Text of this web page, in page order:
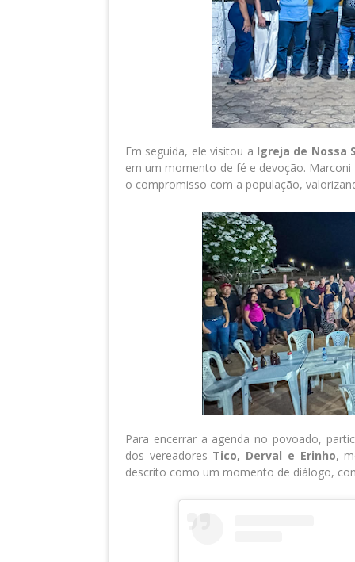
Em seguida, ele visitou a Igreja de Nossa
em um momento de fé e devoção.
o compromisso com a população,
Para encerrar a agenda no povoado,
dos vereadores Tico, Derval e Erinho,
descrito como um momento de diálogo,